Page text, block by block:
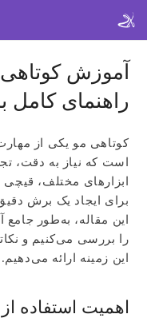
آموزش
راهنمای کامل
کوتاهی مو یکی از
است که نیاز به دقت،
ابزارهای مختلف،
برای ایجاد یک برش
این مقاله، به‌طور جامع
را بررسی می‌کنیم و
این زمینه ارائه می‌دهیم.
اهمیت استفاده